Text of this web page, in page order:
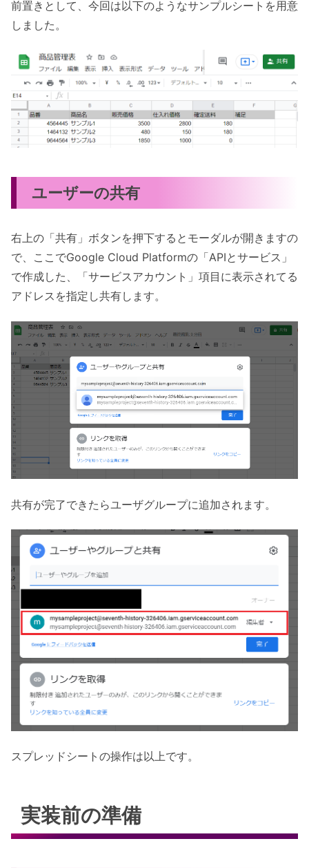
前置きとして、今回は以下のようなサンプルシートを用意
しました。
ユーザーの共有
右上の「共有」ボタンを押下するとモーダルが開きますの
で、ここでGoogle Cloud Platformの「APIとサービス」
で作成した、「サービスアカウント」項目に表示されてる
アドレスを指定し共有します。
共有が完了できたらユーザグループに追加されます。
スプレッドシートの操作は以上です。
実装前の準備